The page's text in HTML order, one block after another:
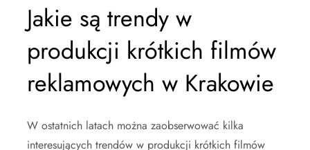
Jakie są trendy w
produkcji krótkich filmów
reklamowych w Krakowie
W ostatnich latach można zaobserwować kilka
interesujących trendów w produkcji krótkich filmów